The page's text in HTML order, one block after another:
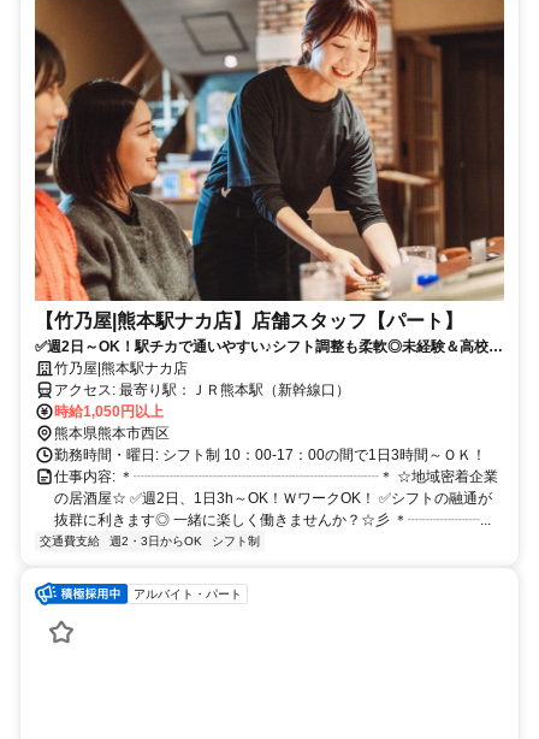
【竹乃屋|熊本駅ナカ店】店舗スタッフ【パート】
✅週2日～OK！駅チカで通いやすい♪シフト調整も柔軟◎未経験＆高校生
歓迎！バイトデビューも応援します！
竹乃屋|熊本駅ナカ店
アクセス: 最寄り駅：ＪＲ熊本駅（新幹線口）
時給1,050円以上
熊本県熊本市西区
勤務時間・曜日: シフト制 10：00-17：00の間で1日3時間～ＯＫ！
仕事内容: ＊┈┈┈┈┈┈┈┈┈┈┈┈┈┈┈┈┈＊ ☆地域密着企業
の居酒屋☆ ✅週2日、1日3h～OK！ＷワークOK！ ✅シフトの融通が
抜群に利きます◎ 一緒に楽しく働きませんか？☆彡 ＊┈┈┈┈┈...
交通費支給 週2・3日からOK シフト制
アルバイト・パート